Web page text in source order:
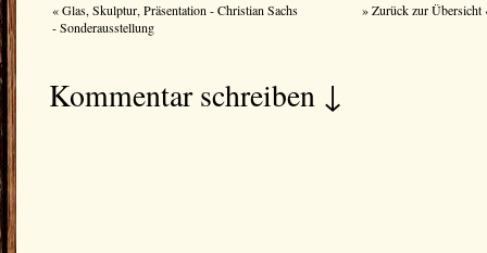
« Glas, Skulptur, Präsentation - Christian Sachs
- Sonderausstellung
» Zurück zur Übersicht
Kommentar schreiben ↓